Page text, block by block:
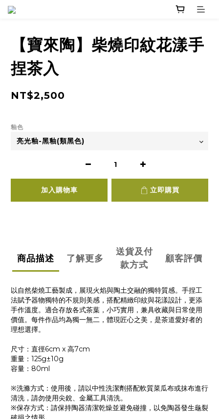
【寶來陶】柴燒印紋花漾手
捏茶入
NT$2,500
釉色
加入購物車 立即購買
商品描述 了解更多
送貨及付
款方式
顧客評價
以自然柴燒工藝製成，展現火焰與陶土交融的獨特質感。手捏工
法賦予器物獨特的不規則美感，搭配精緻印紋與花漾設計，更添
手作溫度。適合存放各式茶葉，小巧實用，兼具收藏與日常使用
價值。每件作品均為獨一無二，體現匠心之美，是茶道愛好者的
理想選擇。
尺寸：直徑6cm x 高7cm
重量：125g±10g
容量：80ml
※洗滌方式：使用後，請以中性洗潔劑搭配軟質菜瓜布或抹布進行
清洗，請勿使用尖銳、金屬工具清洗。
※保存方式：請保持陶器清潔乾燥並避免碰撞，以免陶器發生龜裂